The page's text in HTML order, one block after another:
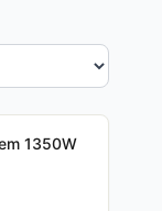
1350W